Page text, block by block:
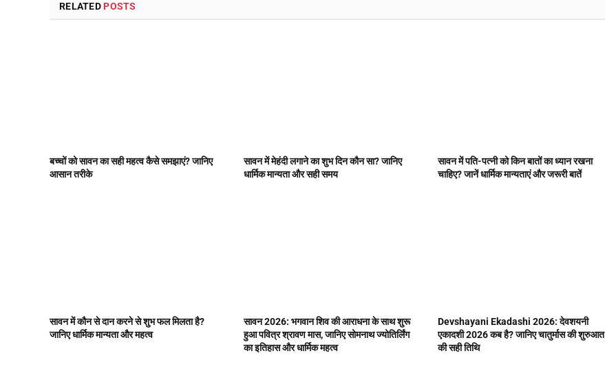
RELATED POSTS
बच्चों को सावन का सही महत्व कैसे समझाएं? जानिए
आसान तरीके
सावन में मेहंदी लगाने का शुभ दिन कौन सा? जानिए
धार्मिक मान्यता और सही समय
सावन में पति-पत्नी को किन बातों का ध्यान रखना
चाहिए? जानें धार्मिक मान्यताएं और जरूरी बातें
सावन में कौन से दान करने से शुभ फल मिलता है?
जानिए धार्मिक मान्यता और महत्व
सावन 2026: भगवान शिव की आराधना के साथ शुरू
हुआ पवित्र श्रावण मास, जानिए सोमनाथ ज्योतिर्लिंग
का इतिहास और धार्मिक महत्व
Devshayani Ekadashi 2026: देवशयनी
एकादशी 2026 कब है? जानिए चातुर्मास की शुरुआत
की सही तिथि